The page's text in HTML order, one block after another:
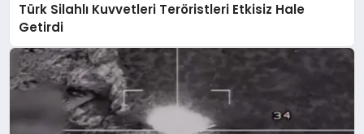
Türk Silahlı Kuvvetleri Teröristleri Etkisiz Hale
Getirdi